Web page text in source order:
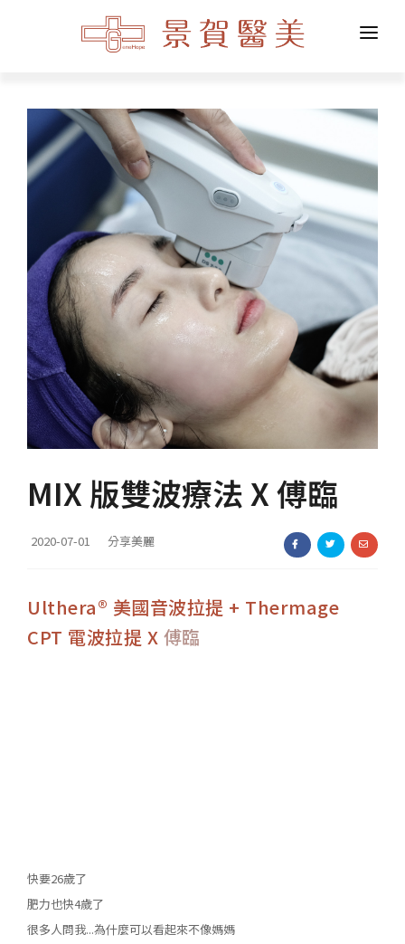
醫學美容
私密美學
整合醫學
醫學觀點
聯絡我們
MIX 版雙波療法 X 傅臨
2020-07-01 分享美麗
Ulthera® 美國音波拉提 + Thermage
CPT 電波拉提 X 傅臨
快要26歲了
肥力也快4歲了
很多人問我...為什麼可以看起來不像媽媽